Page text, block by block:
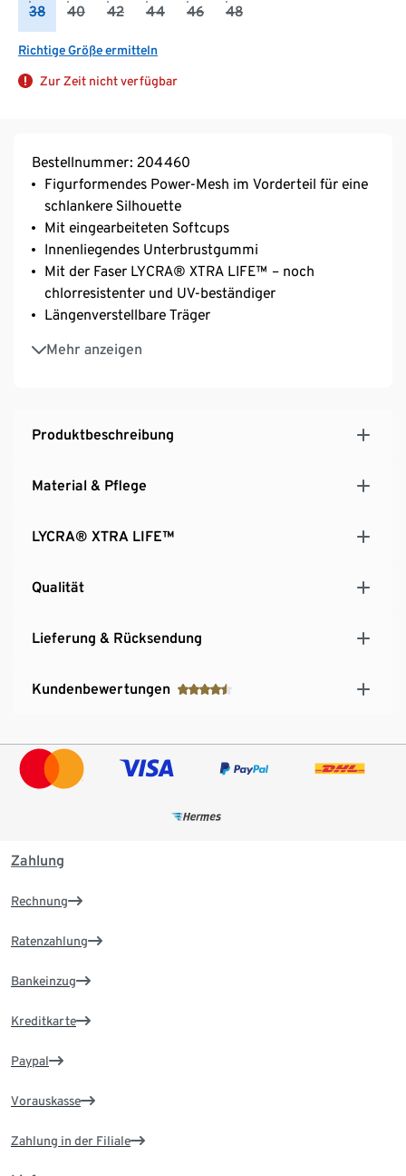
38 40 42 44 46 48
Richtige Größe ermitteln
Zur Zeit nicht verfügbar
Bestellnummer: 204460
Figurformendes Power-Mesh im Vorderteil für eine
schlankere Silhouette
Mit eingearbeiteten Softcups
Innenliegendes Unterbrustgummi
Mit der Faser LYCRA® XTRA LIFE™ – noch
chlorresistenter und UV-beständiger
Längenverstellbare Träger
Mehr anzeigen
Gr. 38 empfehlen wir 70–80 Cup B
Gr. 40 und 42 empfehlen wir 75–85 Cup B–C
Produktbeschreibung
Material & Pflege
LYCRA® XTRA LIFE™
Qualität
Lieferung & Rücksendung
Kundenbewertungen
Zahlung
Rechnung
Ratenzahlung
Bankeinzug
Kreditkarte
Paypal
Vorauskasse
Zahlung in der Filiale